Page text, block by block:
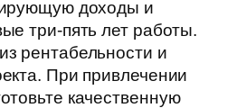
доходы и
три-пять лет работы.
рентабельности и
При привлечении
качественную